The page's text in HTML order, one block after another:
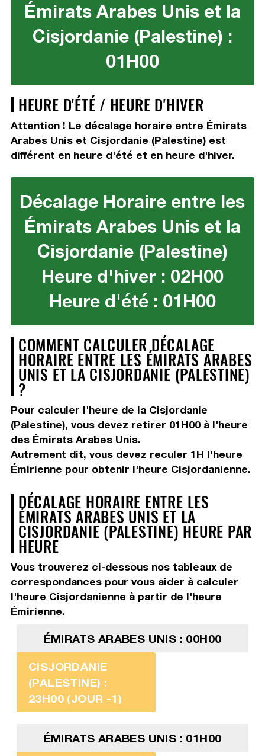
Émirats Arabes Unis et la
Cisjordanie (Palestine) :
01H00
HEURE D'ÉTÉ / HEURE D'HIVER
Attention ! Le décalage horaire entre Émirats
Arabes Unis et Cisjordanie (Palestine) est
différent en heure d'été et en heure d'hiver.
Décalage Horaire entre les
Émirats Arabes Unis et la
Cisjordanie (Palestine)
Heure d'hiver : 02H00
Heure d'été : 01H00
COMMENT CALCULER DÉCALAGE
HORAIRE ENTRE LES ÉMIRATS ARABES
UNIS ET LA CISJORDANIE (PALESTINE)
?
Pour calculer l'heure de la Cisjordanie
(Palestine), vous devez retirer 01H00à l'heure
des Émirats Arabes Unis.
Autrement dit, vous devez reculer 1H l'heure
Émirienne pour obtenir l'heure Cisjordanienne.
DÉCALAGE HORAIRE ENTRE LES
ÉMIRATS ARABES UNIS ET LA
CISJORDANIE (PALESTINE) HEURE PAR
HEURE
Vous trouverez ci-dessous nos tableaux de
correspondances pour vous aider à calculer
l'heure Cisjordanienne à partir de l'heure
Émirienne.
ÉMIRATS ARABES UNIS : 00H00
CISJORDANIE
(PALESTINE) :
23H00 (JOUR -1)
ÉMIRATS ARABES UNIS : 01H00